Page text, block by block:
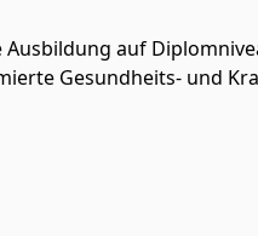
auf
Gesundheits- und